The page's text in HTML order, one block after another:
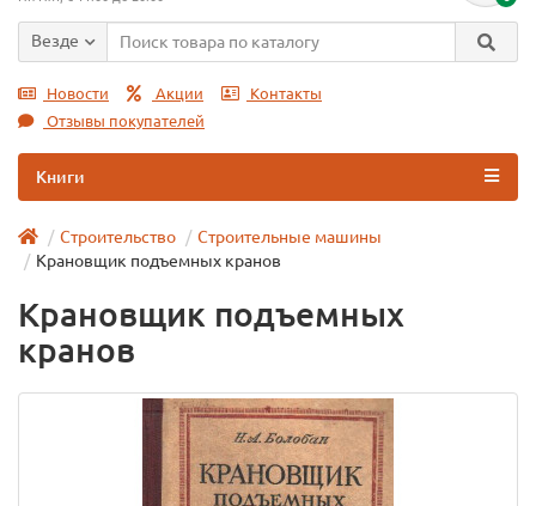
Везде
Новости Акции
Контакты
Отзывы покупателей
Книги
Строительство
Строительные машины
Крановщик подъемных кранов
Крановщик подъемных
кранов